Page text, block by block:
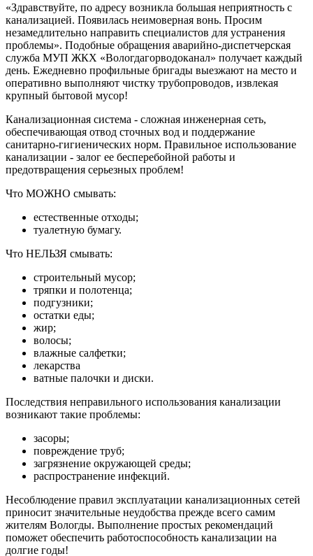
«Здравствуйте, по адресу возникла большая неприятность с
канализацией. Появилась неимоверная вонь. Просим
незамедлительно направить специалистов для устранения
проблемы». Подобные обращения аварийно-диспетчерская
служба МУП ЖКХ «Вологдагорводоканал» получает каждый
день. Ежедневно профильные бригады выезжают на место и
оперативно выполняют чистку трубопроводов, извлекая
крупный бытовой мусор!
Канализационная система - сложная инженерная сеть,
обеспечивающая отвод сточных вод и поддержание
санитарно-гигиенических норм. Правильное использование
канализации - залог ее бесперебойной работы и
предотвращения серьезных проблем!
Что МОЖНО смывать:
естественные отходы;
туалетную бумагу.
Что НЕЛЬЗЯ смывать:
строительный мусор;
тряпки и полотенца;
подгузники;
остатки еды;
жир;
волосы;
влажные салфетки;
лекарства
ватные палочки и диски.
Последствия неправильного использования канализации
возникают такие проблемы:
засоры;
повреждение труб;
загрязнение окружающей среды;
распространение инфекций.
Несоблюдение правил эксплуатации канализационных сетей
приносит значительные неудобства прежде всего самим
жителям Вологды. Выполнение простых рекомендаций
поможет обеспечить работоспособность канализации на
долгие годы!